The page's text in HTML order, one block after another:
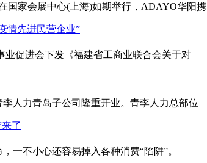
家会展中心(上海)如期举行，ADAYO华阳携
促进会下发《福建省工商业联合会关于对
力青岛子公司隆重开业。青李人力总部位
不小心还容易掉入各种消费“陷阱”。